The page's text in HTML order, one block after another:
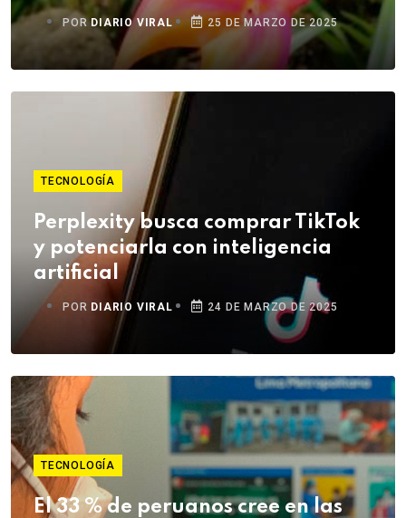
PORDIARIO VIRAL 25 DE MARZO DE 2025
TECNOLOGÍA
Perplexity busca comprar TikTok
y potenciarla con inteligencia
artificial
POR DIARIO VIRAL 24 DE MARZO DE 2025
TECNOLOGÍA
El 33 % de peruanos cree en las